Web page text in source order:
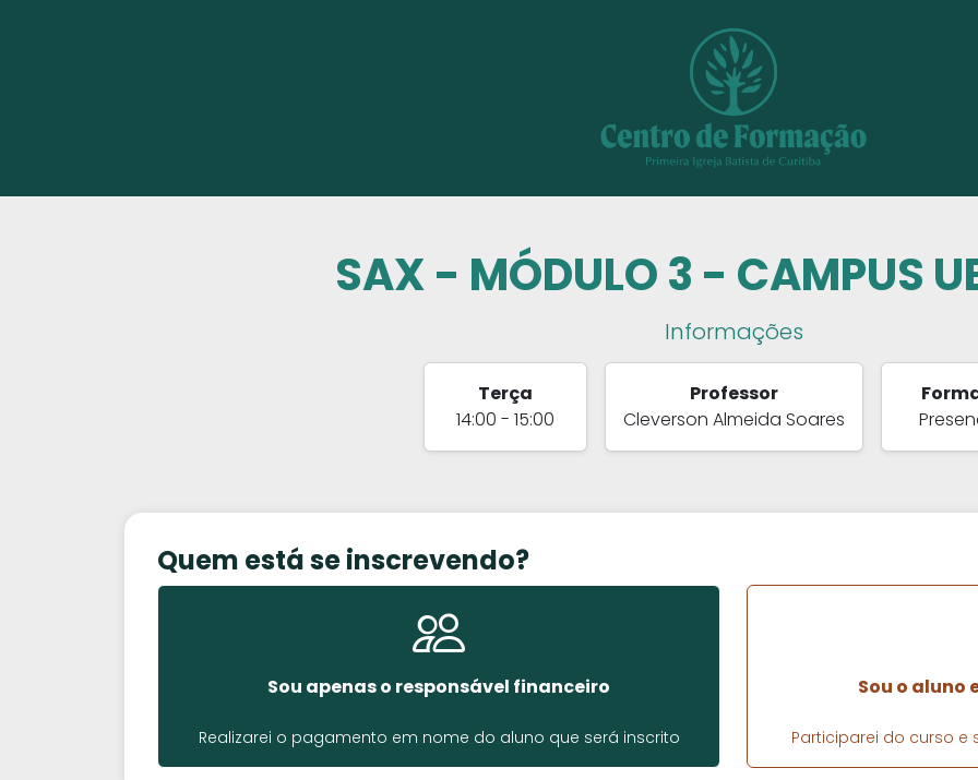
SAX - MÓDULO 3 - CAMPUS
Informações
Terça
14:00 - 15:00
Professor
Cleverson Almeida Soares
Quem está se inscrevendo?
Sou apenas o responsável financeiro
Realizarei o pagamento em nome do aluno que será inscrito
Sou o aluno
Participarei do curso